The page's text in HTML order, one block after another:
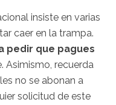
insiste en varias
caer en la trampa.
pedir que pagues
Asimismo, recuerda
no se abonan a
solicitud de este